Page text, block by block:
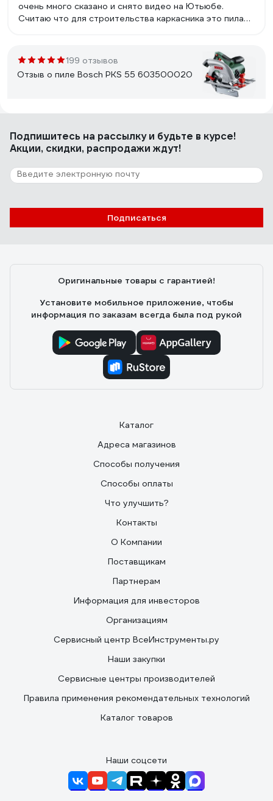
очень много сказано и снято видео на Ютьюбе.
Считаю что для строительства каркасника это пила
199 отзывов
Отзыв о пиле Bosch PKS 55 603500020
Компактная, хорошее качество сборки.
211 отзывов
с систейнером Makpac) 2. лёгкая и достаточно
металлическая нижняя половина кожуха 5. жесткое
стабильное основание 6. возможность точной
регулировки параллельности и перпендикулярности
диска относительно подошвы пилы 7. продуманная до
мелочей конструкция пилы. 8. подробная, грамотная
Подпишитесь на рассылкуи будьте в курсе!
Акции, скидки, распродажи ждут!
Подписаться
Оригинальные товары с гарантией!
Установите мобильное приложение, чтобы
информация по заказам всегда была под рукой
Каталог
Адреса магазинов
Способы получения
Способы оплаты
Что улучшить?
Контакты
О Компании
Поставщикам
Партнерам
Информация для инвесторов
Организациям
Сервисный центр ВсеИнструменты.ру
Наши закупки
Сервисные центры производителей
Правила применения рекомендательных технологий
Каталог товаров
Наши соцсети